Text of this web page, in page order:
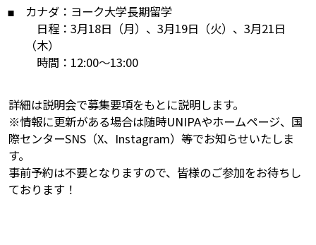
カナダ：ヨーク大学長期留学
日程：3月18日（月）、3月19日（火）、3月21日
（木）
時間：12:00～13:00
詳細は説明会で募集要項をもとに説明します。
※情報に更新がある場合は随時UNIPAやホームページ、国
際センターSNS（X、Instagram）等でお知らせいたしま
す。
事前予約は不要となりますので、皆様のご参加をお待ちし
ております！